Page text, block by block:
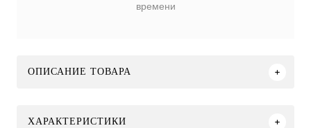
времени
ОПИСАНИЕ ТОВАРА
ХАРАКТЕРИСТИКИ